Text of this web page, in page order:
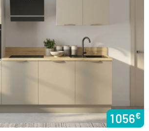
1 056€